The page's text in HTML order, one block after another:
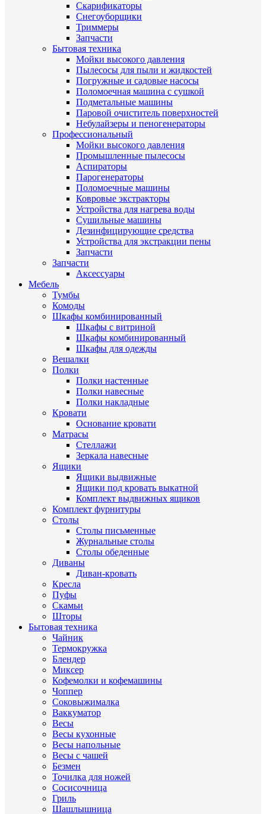
Скарификаторы
Снегоуборщики
Триммеры
Запчасти
Бытовая техника
Мойки высокого давления
Пылесосы для пыли и жидкостей
Погружные и садовые насосы
Поломоечная машина с сушкой
Подметальные машины
Паровой очиститель поверхностей
Небулайзеры и пеногенераторы
Профессиональный
Мойки высокого давления
Промышленные пылесосы
Аспираторы
Парогенераторы
Поломоечные машины
Ковровые экстракторы
Устройства для нагрева воды
Сушильные машины
Дезинфицирующие средства
Устройства для экстракции пены
Запчасти
Запчасти
Аксессуары
Мебель
Тумбы
Комоды
Шкафы комбинированный
Шкафы с витриной
Шкафы комбинированный
Шкафы для одежды
Вешалки
Полки
Полки настенные
Полки навесные
Полки накладные
Кровати
Основание кровати
Матрасы
Стеллажи
Зеркала навесные
Ящики
Ящики выдвижные
Ящики под кровать выкатной
Комплект выдвижных ящиков
Комплект фурнитуры
Столы
Столы письменные
Журнальные cтолы
Столы обеденные
Диваны
Диван-кровать
Кресла
Пуфы
Скамьи
Шторы
Бытовая техника
Чайник
Термокружка
Блендер
Миксер
Кофемолки и кофемашины
Чоппер
Соковыжималка
Ваккуматор
Весы
Весы кухонные
Весы напольные
Весы с чашей
Безмен
Точилка для ножей
Сосисочница
Гриль
Шашлышница